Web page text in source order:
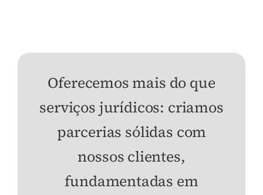
Oferecemos mais do que
serviços jurídicos: criamos
parcerias sólidas com
nossos clientes,
fundamentadas em